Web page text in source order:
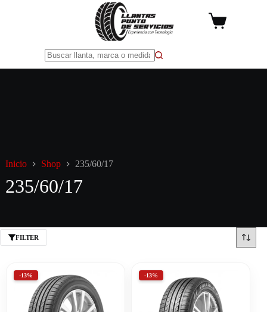
Carro
Inicio Shop 235/60/17
235/60/17
FILTER
-13% -13%